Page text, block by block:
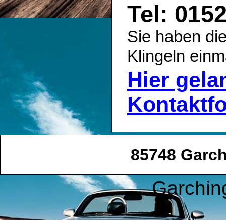
Tel:
Sie haben
Klingeln
Hier
85748